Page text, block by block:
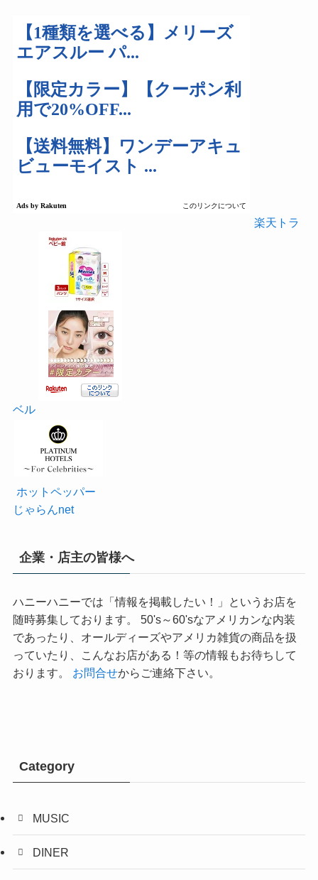
楽天トラ
ベル
ホットペッパー
じゃらんnet
企業・店主の皆様へ
ハニーハニーでは「情報を掲載したい！」というお店を
随時募集しております。 50's～60'sなアメリカンな内装
であったり、オールディーズやアメリカ雑貨の商品を扱
っていたり、こんなお店がある！等の情報もお待ちして
おります。 お問合せからご連絡下さい。
Category
MUSIC
DINER